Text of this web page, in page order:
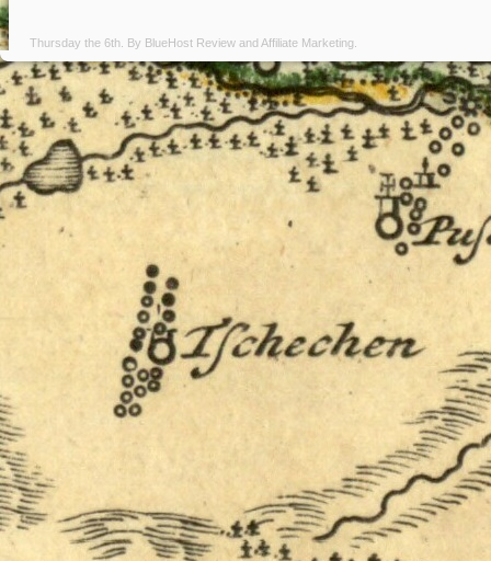
Thursday the 6th. By BlueHost Review andAffiliate Marketing